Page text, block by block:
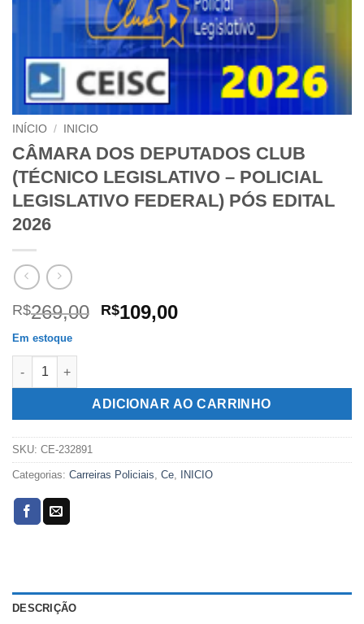
INÍCIO / INICIO
CÂMARA DOS DEPUTADOS CLUB
(TÉCNICO LEGISLATIVO – POLICIAL
LEGISLATIVO FEDERAL) PÓS EDITAL
2026
R$269,00 O
R$269,00.
R$109,00O
R$109,00.
Em estoque
CÂMARA DOS DEPUTADOS CLUB (TÉCNICO LEGISLATIVO -
ADICIONAR AO CARRINHO
SKU: CE-232891
Categorias: Carreiras Policiais, Ce, INICIO
DESCRIÇÃO